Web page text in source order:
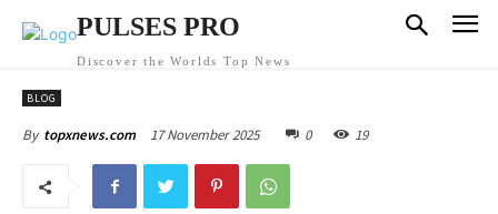
PULSES PRO
Discover the Worlds Top News
BLOG
By topxnews.com 17 November 2025 0 19